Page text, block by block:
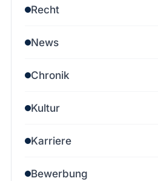
Recht
News
Chronik
Kultur
Karriere
Bewerbung